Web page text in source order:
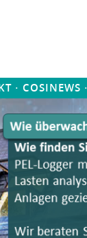
· COSINEWS ·